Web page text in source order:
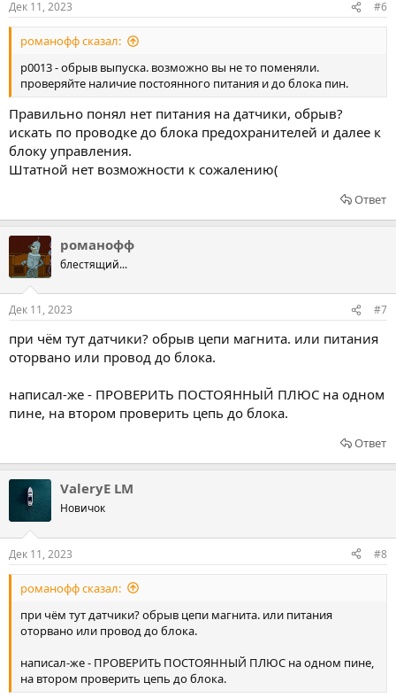
Дек 11, 2023 #6
романофф сказал:
p0013 - обрыв выпуска. возможно вы не то поменяли.
проверяйте наличие постоянного питания и до блока пин.
Правильно понял нет питания на датчики, обрыв?
искать по проводке до блока предохранителей и далее к
блоку управления.
Штатной нет возможности к сожалению(
Ответ
романофф
блестящий...
Дек 11, 2023 #7
при чём тут датчики? обрыв цепи магнита. или питания
оторвано или провод до блока.
написал-же - ПРОВЕРИТЬ ПОСТОЯННЫЙ ПЛЮС на одном
пине, на втором проверить цепь до блока.
Ответ
ValeryE LM
Новичок
Дек 11, 2023 #8
романофф сказал:
при чём тут датчики? обрыв цепи магнита. или питания
оторвано или провод до блока.
написал-же - ПРОВЕРИТЬ ПОСТОЯННЫЙ ПЛЮС на одном пине,
на втором проверить цепь до блока.